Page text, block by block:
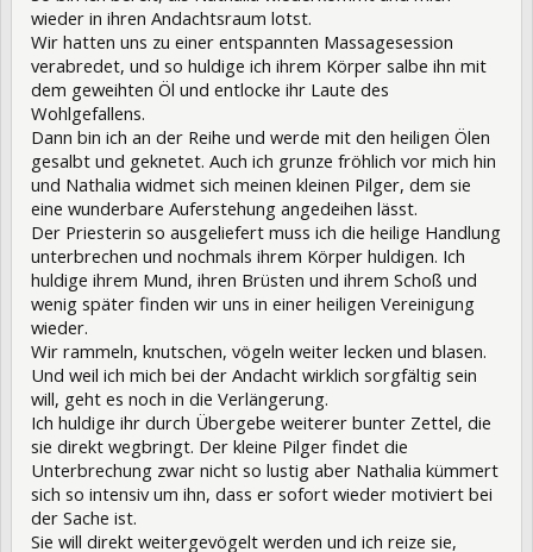
wieder in ihren Andachtsraum lotst.
Wir hatten uns zu einer entspannten Massagesession
verabredet, und so huldige ich ihrem Körper salbe ihn mit
dem geweihten Öl und entlocke ihr Laute des
Wohlgefallens.
Dann bin ich an der Reihe und werde mit den heiligen Ölen
gesalbt und geknetet. Auch ich grunze fröhlich vor mich hin
und Nathalia widmet sich meinen kleinen Pilger, dem sie
eine wunderbare Auferstehung angedeihen lässt.
Der Priesterin so ausgeliefert muss ich die heilige Handlung
unterbrechen und nochmals ihrem Körper huldigen. Ich
huldige ihrem Mund, ihren Brüsten und ihrem Schoß und
wenig später finden wir uns in einer heiligen Vereinigung
wieder.
Wir rammeln, knutschen, vögeln weiter lecken und blasen.
Und weil ich mich bei der Andacht wirklich sorgfältig sein
will, geht es noch in die Verlängerung.
Ich huldige ihr durch Übergebe weiterer bunter Zettel, die
sie direkt wegbringt. Der kleine Pilger findet die
Unterbrechung zwar nicht so lustig aber Nathalia kümmert
sich so intensiv um ihn, dass er sofort wieder motiviert bei
der Sache ist.
Sie will direkt weitergevögelt werden und ich reize sie,